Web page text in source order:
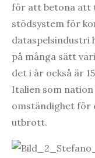
för att betona att
stödsystem för
dataspelsindustri
på många sätt
det i år också är
Italien som
omständighet för
utbrott.